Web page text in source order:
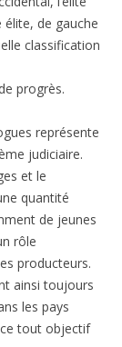
de gauche
classification
progrès.
représente
judiciaire.
et le
quantité
de jeunes
rôle
producteurs.
ainsi toujours
les pays
tout objectif